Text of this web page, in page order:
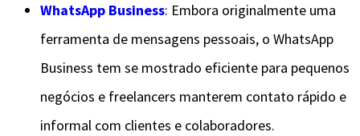
WhatsApp Business: Embora originalmente uma
ferramenta de mensagens pessoais, o WhatsApp
Business tem se mostrado eficiente para pequenos
negócios e freelancers manterem contato rápido e
informal com clientes e colaboradores.